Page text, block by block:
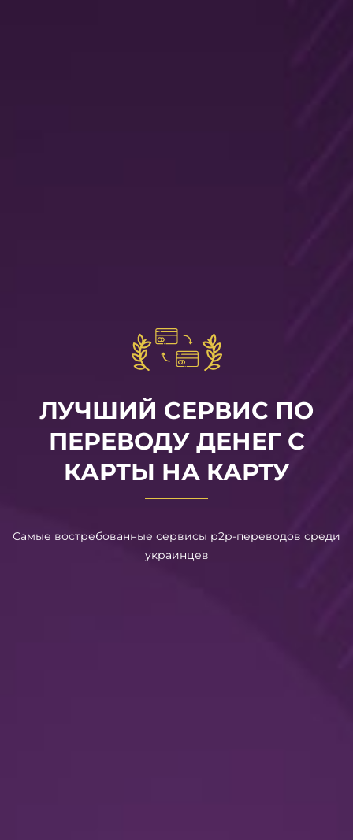
ЛУЧШИЙ СЕРВИС ПО
ПЕРЕВОДУ ДЕНЕГ С
КАРТЫ НА КАРТУ
Самые востребованные сервисы р2р-переводов среди
украинцев